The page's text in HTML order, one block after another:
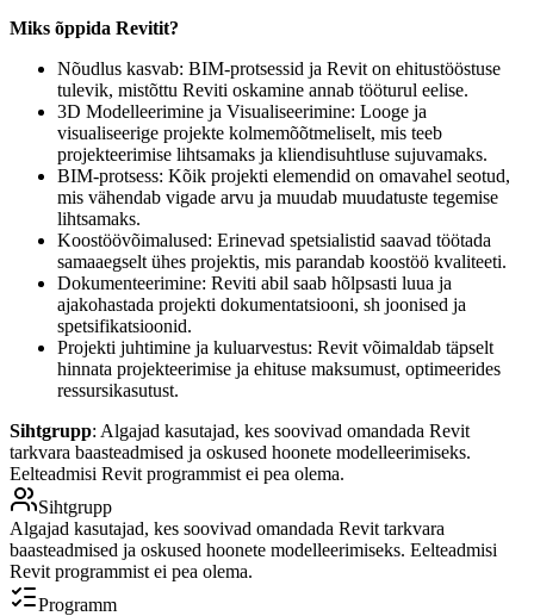
Miks õppida Revitit?
Nõudlus kasvab: BIM-protsessid ja Revit on ehitustööstuse
tulevik, mistõttu Reviti oskamine annab tööturul eelise.
3D Modelleerimine ja Visualiseerimine: Looge ja
visualiseerige projekte kolmemõõtmeliselt, mis teeb
projekteerimise lihtsamaks ja kliendisuhtluse sujuvamaks.
BIM-protsess: Kõik projekti elemendid on omavahel seotud,
mis vähendab vigade arvu ja muudab muudatuste tegemise
lihtsamaks.
Koostöövõimalused: Erinevad spetsialistid saavad töötada
samaaegselt ühes projektis, mis parandab koostöö kvaliteeti.
Dokumenteerimine: Reviti abil saab hõlpsasti luua ja
ajakohastada projekti dokumentatsiooni, sh joonised ja
spetsifikatsioonid.
Projekti juhtimine ja kuluarvestus: Revit võimaldab täpselt
hinnata projekteerimise ja ehituse maksumust, optimeerides
ressursikasutust.
Sihtgrupp: Algajad kasutajad, kes soovivad omandada Revit
tarkvara baasteadmised ja oskused hoonete modelleerimiseks.
Eelteadmisi Revit programmist ei pea olema.
Sihtgrupp
Algajad kasutajad, kes soovivad omandada Revit tarkvara
baasteadmised ja oskused hoonete modelleerimiseks. Eelteadmisi
Revit programmist ei pea olema.
Programm